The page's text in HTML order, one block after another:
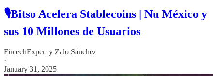
🎙️Bitso Acelera Stablecoins | Nu México y
sus 10 Millones de Usuarios
FintechExpert y Zalo Sánchez
·
January 31, 2025